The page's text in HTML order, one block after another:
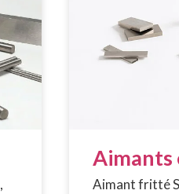
Aimants
Aimant fritté